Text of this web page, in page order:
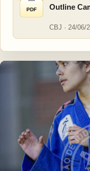
PDF Outline
CBJ · 24/06/